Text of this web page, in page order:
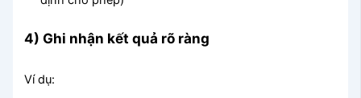
4) Ghi nhận kết quả rõ ràng
Ví dụ: